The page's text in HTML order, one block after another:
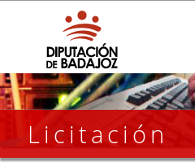
Licitación